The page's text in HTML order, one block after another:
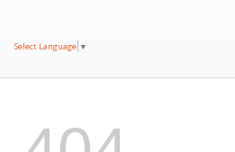
Select Language ▼